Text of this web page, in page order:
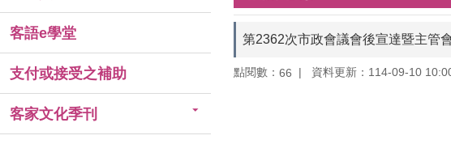
客語e學堂
支付或接受之補助
客家文化季刊
第2362次市政會議會後宣達暨主管
點閱數： 66 資料更新：114-09-10